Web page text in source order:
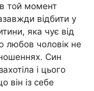
той момент
відбити у
яка чує від
любов чоловік не
Син
і цього
він із себе